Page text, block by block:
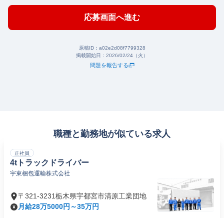
応募画面へ進む
原稿ID： a02e2d08f7799328
掲載開始日： 2026/02/24（火）
問題を報告する
職種と勤務地が似ている求人
正社員
4tトラックドライバー
宇東梱包運輸株式会社
〒321-3231栃木県宇都宮市清原工業団地
月給28万5000円～35万円